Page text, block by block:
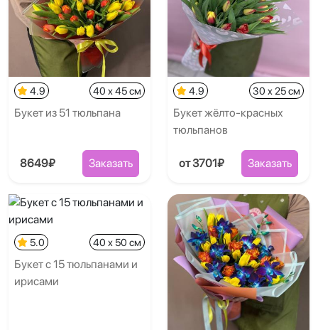
4.9 40 x 45 см
Букет из 51 тюльпана
8649₽ Заказать
4.9 30 x 25 см
Букет жёлто-красных
тюльпанов
от 3701₽ Заказать
5.0 40 x 50 см
Букет с 15 тюльпанами и
ирисами